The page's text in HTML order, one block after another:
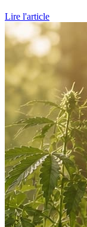
Lire l'article